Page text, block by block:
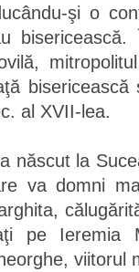
şi o
al XVII-lea.
născut la
va domni
pe Ieremia
viitorul